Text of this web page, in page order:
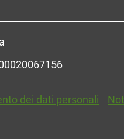
dei dati personali